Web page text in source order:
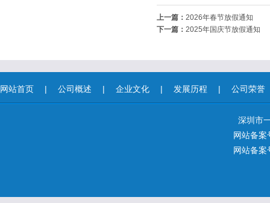
上一篇： 2026年春节放假通知
下一篇： 2025年国庆节放假通知
网站首页 | 公司概述 | 企业文化 | 发展历程 | 公司荣誉
深圳市
网站备案
网站备案